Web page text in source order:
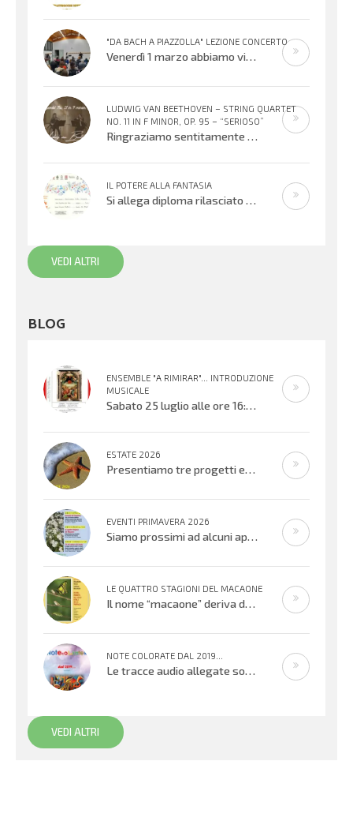
"DA BACH A PIAZZOLLA" LEZIONE CONCERTO
Venerdì 1 marzo abbiamo vissuto una meravigliosa serata musicale offerta dai Maestri Irene Sacchetti al flauto traverso e Fabio
LUDWIG VAN BEETHOVEN – STRING QUARTET
NO. 11 IN F MINOR, OP. 95 – “SERIOSO”
Ringraziamo sentitamente Gloria Foresti e i suoi giovani colleghi per la condivisione di questa bella esecuzione del Quartetto per
IL POTERE ALLA FANTASIA
Si allega diploma rilasciato all’XI° edizione del Concorso Gianni Rodari 2020: secondo premio al Coro Topolino din don. Un sentito
VEDI ALTRI
BLOG
ENSEMBLE "A RIMIRAR"... INTRODUZIONE
MUSICALE
Sabato 25 luglio alle ore 16:30 verrà inaugurata la mostra organizzata dal Centro Biblioteca Comunale presso il Palazzo “Suore
ESTATE 2026
Presentiamo tre progetti estivi che si svolgeranno nell’ultima settimana di
EVENTI PRIMAVERA 2026
Siamo prossimi ad alcuni appuntamenti musicali offerti dai bambini, ragazzi e adulti che cantano e suonano. Si inizierà con il
LE QUATTRO STAGIONI DEL MACAONE
Il nome “macaone” deriva dalla mitologia greca: Macaone era un abile medico e guerriero e il nome della farfalla
NOTE COLORATE DAL 2019...
Le tracce audio allegate sono promemoria di percorsi didattici realizzati
VEDI ALTRI